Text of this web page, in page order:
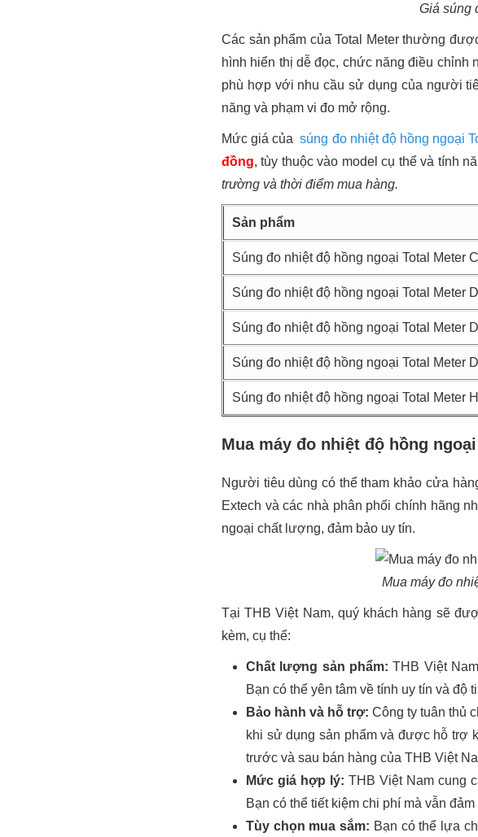
Giá súng
Các sản phẩm của Total Meter thường
hình hiển thị dễ đọc, chức năng điều chỉnh
phù hợp với nhu cầu sử dụng của người
năng và phạm vi đo mở rộng.
Mức giá củasúng đo nhiệt độ hồng ngoại
đồng, tùy thuộc vào model cụ thể và tính
trường và thời điểm mua hàng.
Sản phẩm
Súng đo nhiệt độ hồng ngoại Total Meter
Súng đo nhiệt độ hồng ngoại Total Meter
Súng đo nhiệt độ hồng ngoại Total Meter
Súng đo nhiệt độ hồng ngoại Total Meter
Súng đo nhiệt độ hồng ngoại Total Meter
Mua máy đo nhiệt độ hồng
Người tiêu dùng có thể tham khảo cửa
Extech và các nhà phân phối chính hãng
ngoại chất lượng, đảm bảo uy tín.
Mua máy đo
Tại THB Việt Nam, quý khách hàng sẽ
kèm, cụ thể:
Chất lượng sản phẩm: THB Việt
Bạn có thể yên tâm về tính uy tín và độ
Bảo hành và hỗ trợ: Công ty tuân thủ
khi sử dụng sản phẩm và được hỗ trợ
trước và sau bán hàng của THB Việt
Mức giá hợp lý: THB Việt Nam cung
Bạn có thể tiết kiệm chi phí mà vẫn
Tùy chọn mua sắm: Bạn có thể lựa